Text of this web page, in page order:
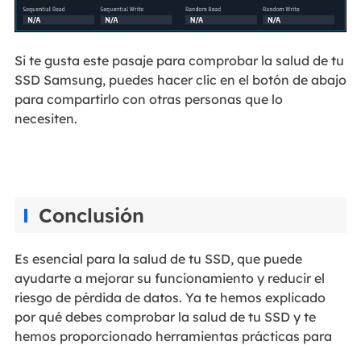
Si te gusta este pasaje para comprobar la salud de tu
SSD Samsung, puedes hacer clic en el botón de abajo
para compartirlo con otras personas que lo
necesiten.
Conclusión
Es esencial para la salud de tu SSD, que puede
ayudarte a mejorar su funcionamiento y reducir el
riesgo de pérdida de datos. Ya te hemos explicado
por qué debes comprobar la salud de tu SSD y te
hemos proporcionado herramientas prácticas para